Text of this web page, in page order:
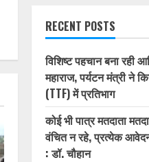
RECENT POSTS
विशिष्ट पहचान बना रही
महाराज, पर्यटन मंत्री ने
(TTF) में प्रतिभाग
कोई भी पात्र मतदाता
वंचित न रहे, प्रत्येक
: डॉ. चौहान